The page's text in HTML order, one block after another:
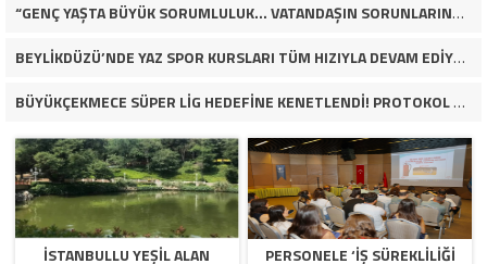
“GENÇ YAŞTA BÜYÜK SORUMLULUK… VATANDAŞIN SORUNLARINA ÇÖZÜM ARIYOR!”
BEYLİKDÜZÜ’NDE YAZ SPOR KURSLARI TÜM HIZIYLA DEVAM EDİYOR
BÜYÜKÇEKMECE SÜPER LİG HEDEFİNE KENETLENDİ! PROTOKOL VE İŞ DÜNYASINDAN BASKETBOL TAKIMINA TAM DESTEK…
İSTANBULLU YEŞİL ALAN
PERSONELE ‘İŞ SÜREKLİLİĞİ